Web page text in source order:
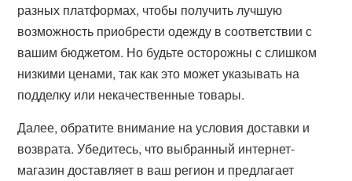
разных платформах, чтобы получить лучшую
возможность приобрести одежду в соответствии с
вашим бюджетом. Но будьте осторожны с слишком
низкими ценами, так как это может указывать на
подделку или некачественные товары.
Далее, обратите внимание на условия доставки и
возврата. Убедитесь, что выбранный интернет-
магазин доставляет в ваш регион и предлагает